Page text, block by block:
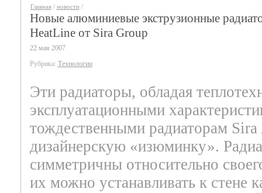
Главная/ новости/
Новые алюминиевые экструзионные
HeatLine от Sira Group
22 мая 2007
Рубрика: Технологии
Эти радиаторы, обладая
эксплуатационными
тождественными радиаторам
дизайнерскую «изюминку».
симметричны относительно
их можно устанавливать к стене